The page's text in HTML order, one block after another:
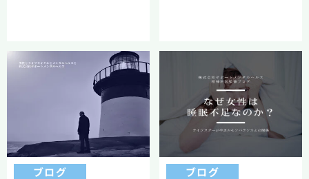
床心理士・健康経営エ
キスパートアドバイザ
キスパートアドバイザ
ブログ ブログ